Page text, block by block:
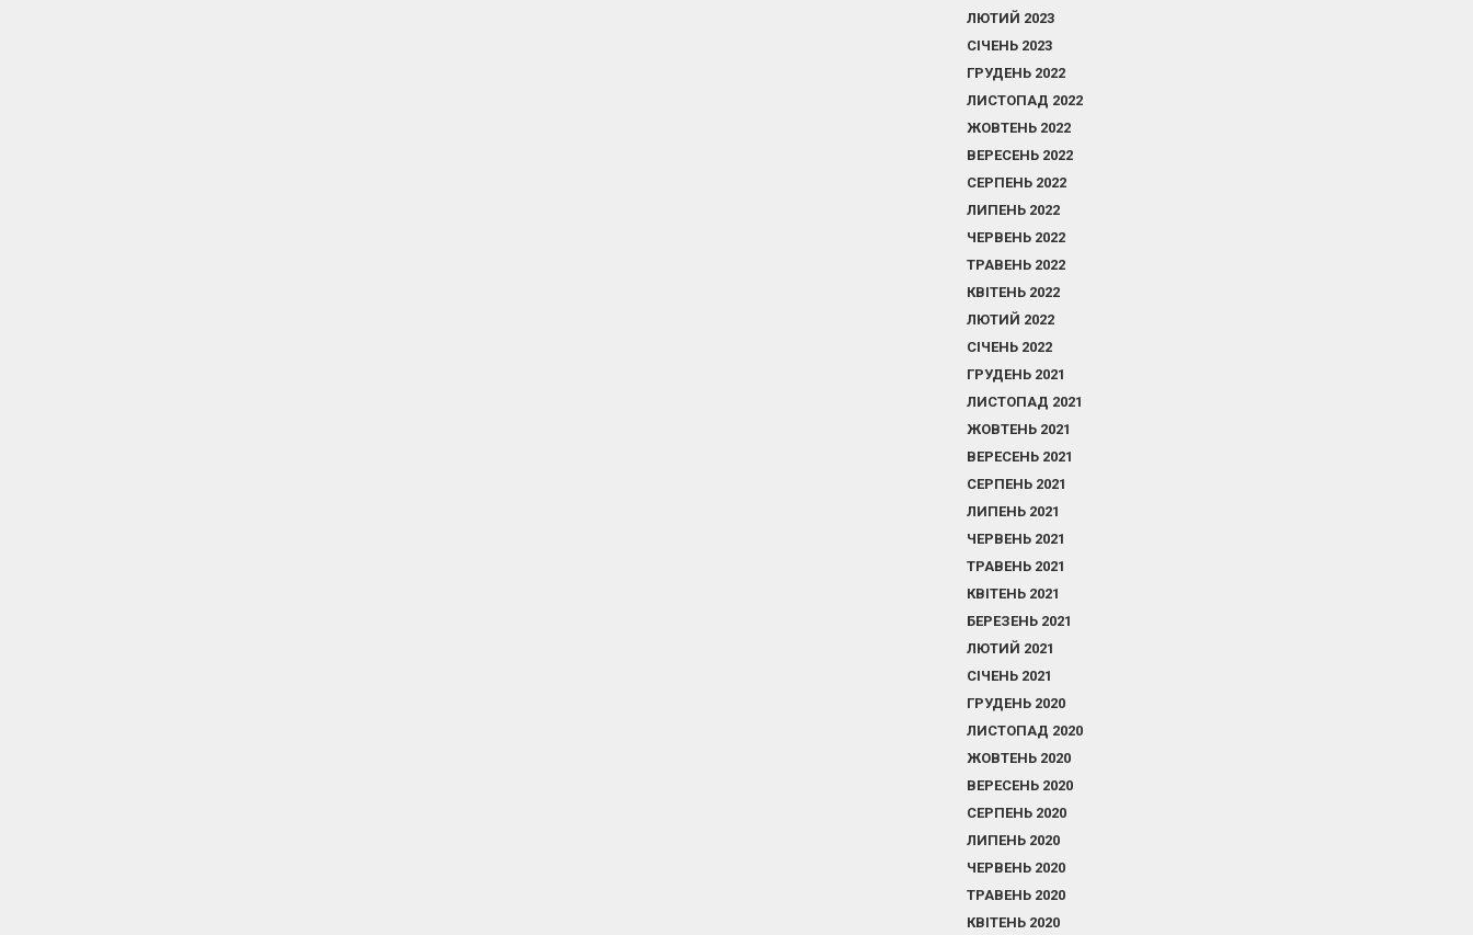
ЛЮТИЙ 2023
СІЧЕНЬ 2023
ГРУДЕНЬ 2022
ЛИСТОПАД 2022
ЖОВТЕНЬ 2022
ВЕРЕСЕНЬ 2022
СЕРПЕНЬ 2022
ЛИПЕНЬ 2022
ЧЕРВЕНЬ 2022
ТРАВЕНЬ 2022
КВІТЕНЬ 2022
ЛЮТИЙ 2022
СІЧЕНЬ 2022
ГРУДЕНЬ 2021
ЛИСТОПАД 2021
ЖОВТЕНЬ 2021
ВЕРЕСЕНЬ 2021
СЕРПЕНЬ 2021
ЛИПЕНЬ 2021
ЧЕРВЕНЬ 2021
ТРАВЕНЬ 2021
КВІТЕНЬ 2021
БЕРЕЗЕНЬ 2021
ЛЮТИЙ 2021
СІЧЕНЬ 2021
ГРУДЕНЬ 2020
ЛИСТОПАД 2020
ЖОВТЕНЬ 2020
ВЕРЕСЕНЬ 2020
СЕРПЕНЬ 2020
ЛИПЕНЬ 2020
ЧЕРВЕНЬ 2020
ТРАВЕНЬ 2020
КВІТЕНЬ 2020